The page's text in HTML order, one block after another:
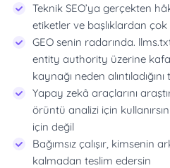
Teknik SEO’ya gerçekten
etiketler ve başlıklardan çok
GEO senin radarında.
entity authority üzerine
kaynağı neden
Yapay zekâ araçlarını
örüntü analizi için
için değil
Bağımsız çalışır, kimsenin
kalmadan teslim edersin